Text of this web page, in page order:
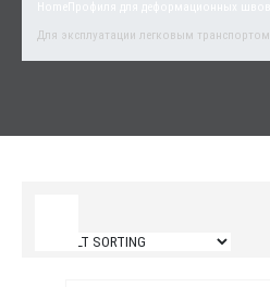
Для эксплуатации легковым транспортом